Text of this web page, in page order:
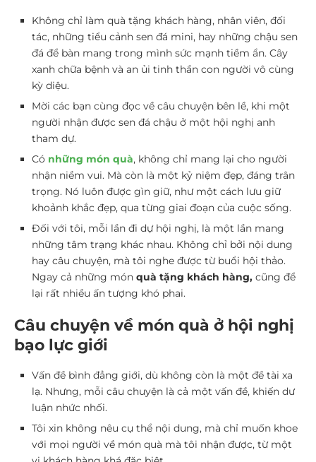
Không chỉ làm quà tặng khách hàng, nhân viên, đối
tác, những tiểu cảnh sen đá mini, hay những chậu sen
đá để bàn mang trong mình sức mạnh tiềm ẩn. Cây
xanh chữa bệnh và an ủi tinh thần con người vô cùng
kỳ diệu.
Mời các bạn cùng đọc về câu chuyện bên lề, khi một
người nhận được sen đá chậu ở một hội nghị anh
tham dự.
Có những món quà, không chỉ mang lại cho người
nhận niềm vui. Mà còn là một kỷ niệm đẹp, đáng trân
trọng. Nó luôn được gìn giữ, như một cách lưu giữ
khoảnh khắc đẹp, qua từng giai đoạn của cuộc sống.
Đối với tôi, mỗi lần đi dự hội nghị, là một lần mang
những tâm trạng khác nhau. Không chỉ bởi nội dung
hay câu chuyện, mà tôi nghe được từ buổi hội thảo.
Ngay cả những món quà tặng khách hàng, cũng để
lại rất nhiều ấn tượng khó phai.
Câu chuyện về món quà ở hội nghị
bạo lực giới
Vấn đề bình đẳng giới, dù không còn là một đề tài xa
lạ. Nhưng, mỗi câu chuyện là cả một vấn đề, khiến dư
luận nhức nhối.
Tôi xin không nêu cụ thể nội dung, mà chỉ muốn khoe
với mọi người về món quà mà tôi nhận được, từ một